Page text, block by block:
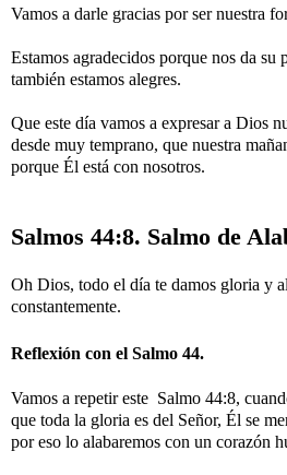
Vamos a darle gracias por ser nuestra
Estamos agradecidos porque nos da su
también estamos alegres.
Que este día vamos a expresar a Dios
desde muy temprano, que nuestra
porque Él está con nosotros.
Salmos 44:8. Salmo de
Oh Dios, todo el día te damos gloria y
constantemente.
Reflexión con el Salmo 44.
Vamos a repetir este Salmo 44:8,
que toda la gloria es del Señor, Él se
por eso lo alabaremos con un corazón